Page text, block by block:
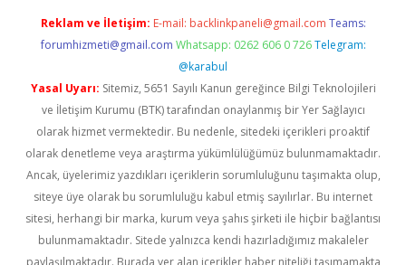
Reklam ve İletişim: E-mail: backlinkpaneli@gmail.com Teams:
forumhizmeti@gmail.com Whatsapp: 0262 606 0 726 Telegram:
@karabul
Yasal Uyarı: Sitemiz, 5651 Sayılı Kanun gereğince Bilgi Teknolojileri
ve İletişim Kurumu (BTK) tarafından onaylanmış bir Yer Sağlayıcı
olarak hizmet vermektedir. Bu nedenle, sitedeki içerikleri proaktif
olarak denetleme veya araştırma yükümlülüğümüz bulunmamaktadır.
Ancak, üyelerimiz yazdıkları içeriklerin sorumluluğunu taşımakta olup,
siteye üye olarak bu sorumluluğu kabul etmiş sayılırlar. Bu internet
sitesi, herhangi bir marka, kurum veya şahıs şirketi ile hiçbir bağlantısı
bulunmamaktadır. Sitede yalnızca kendi hazırladığımız makaleler
paylaşılmaktadır. Burada yer alan içerikler haber niteliği taşımamakta